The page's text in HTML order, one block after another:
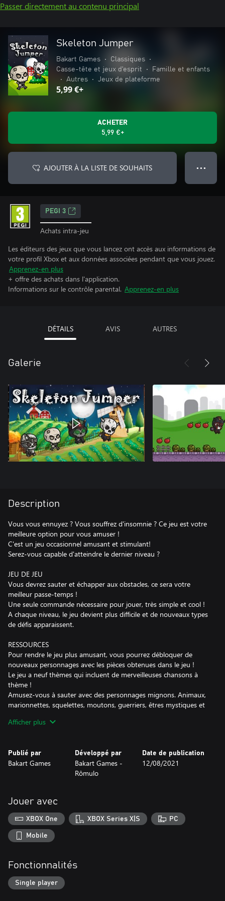
Passer directement au contenu principal
Skeleton Jumper
Bakart Games • Classiques
•
Casse-tête et jeux d'esprit
•
Famille et enfants
•
Autres • Jeux de plateforme
5,99 €+
ACHETER
5,99 €+
AJOUTER À LA LISTE DE SOUHAITS ● ● ●
PEGI 3
Achats intra-jeu
Les éditeurs des jeux que vous lancez ont accès aux informations de
votre profil Xbox et aux données associées pendant que vous jouez.
Apprenez-en plus
+ offre des achats dans l'application.
Informations sur le contrôle parental. Apprenez-en plus
DÉTAILS AVIS AUTRES
Galerie
Description
Vous vous ennuyez ? Vous souffrez d'insomnie ? Ce jeu est votre
meilleure option pour vous amuser !
C'est un jeu occasionnel amusant et stimulant!
Serez-vous capable d'atteindre le dernier niveau ?
JEU DE JEU
Vous devrez sauter et échapper aux obstacles, ce sera votre
meilleur passe-temps !
Une seule commande nécessaire pour jouer, très simple et cool !
A chaque niveau, le jeu devient plus difficile et de nouveaux types
de défis apparaissent.
RESSOURCES
Pour rendre le jeu plus amusant, vous pourrez débloquer de
nouveaux personnages avec les pièces obtenues dans le jeu !
Le jeu a neuf thèmes qui incluent de merveilleuses chansons à
thème !
Amusez-vous à sauter avec des personnages mignons. Animaux,
marionnettes, squelettes, moutons, guerriers, êtres mystiques et
Variable selon le jeu téléchargé.
Apprécier le jeu!
Afficher plus
Publié par
Bakart Games
Développé par
Bakart Games -
Rômulo
Date de publication
12/08/2021
Jouer avec
XBOX One XBOX Series X|S PC
Mobile
Fonctionnalités
Single player